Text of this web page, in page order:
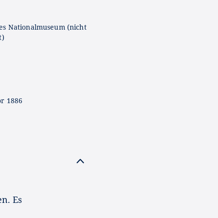
Nationalmuseum (nicht
1886
Es